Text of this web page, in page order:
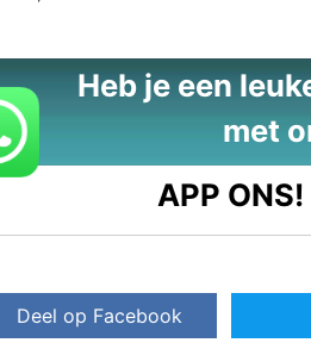
Heb je een
met
APP ONS!
Deel op Facebook